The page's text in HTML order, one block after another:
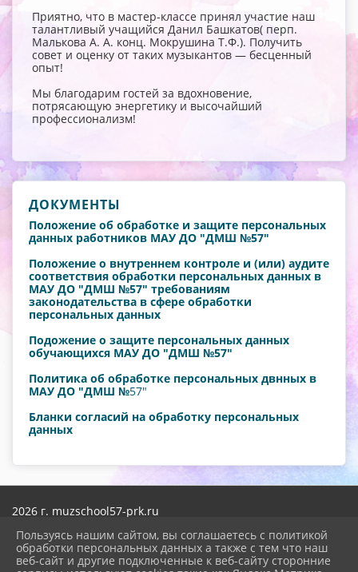
Приятно, что в мастер-классе принял участие наш
талантливый учащийся Данил Башкатов( перп.
Малькова А. А. конц. Мокрушина Т.Ф.). Получить
совет и оценку от таких музыкантов — бесценный
опыт!
Мы благодарим гостей за вдохновение,
потрясающую энергетику и высочайший
профессионализм!
ДОКУМЕНТЫ
Положение об обработке и защите персональных
данных работников МАУ ДО "ДМШ №57"
Положение о внутреннем контроле и (или) аудите
соответствия обработки персональных данных в
МАУ ДО "ДМШ №57" требованиям
законодательства в сфере обработки
персональных данных
Подожение о защите персональных данных
обучающихся МАУ ДО "ДМШ №57"
Политика об обработке персональных двнных в
МАУ ДО "ДМШ №57"
Бланки согласий на обработку персональных
данных
2026 г. muzschool57-prk.ru
Карта сайта
Политика обработки персональных данных
Пользуясь нашим сайтом, вы соглашаетесь с политикой
обработки персональных данных а также с тем что наш
веб-сайт и другие подключенные к веб-сайту сторонние